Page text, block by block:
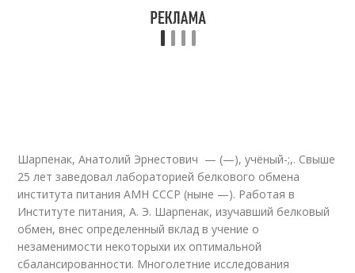
Шарпенак, Анатолий Эрнестович — (—), учёный-;,. Свыше
25 лет заведовал лабораторией белкового обмена
института питания АМН СССР (ныне —). Работая в
Институте питания, А. Э. Шарпенак, изучавший белковый
обмен, внес определенный вклад в учение о
незаменимости некоторыхи их оптимальной
сбалансированности. Многолетние исследования